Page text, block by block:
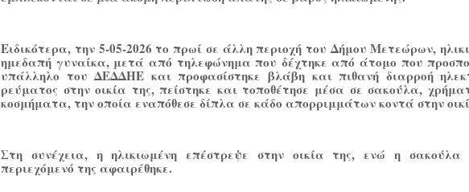
Ειδικότερα, την 5-05-2026 το πρωί σε άλλη περιοχή του Δήμου Μετεώρων,
ημεδαπή γυναίκα, μετά από τηλεφώνημα που δέχτηκε από άτομο που
υπάλληλο του ΔΕΔΔΗΕ και προφασίστηκε βλάβη και πιθανή διαρροή
ρεύματος στην οικία της, πείστηκε και τοποθέτησε μέσα σε σακούλα,
κοσμήματα, την οποία εναπόθεσε δίπλα σε κάδο απορριμμάτων κοντά στην
Στη συνέχεια, η ηλικιωμένη επέστρεψε στην οικία της, ενώ η
περιεχόμενό της αφαιρέθηκε.